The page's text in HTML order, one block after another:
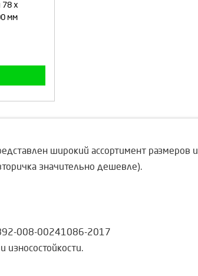
78 x
мм
широкий ассортимент размеров и
значительно дешевле).
008-00241086-2017